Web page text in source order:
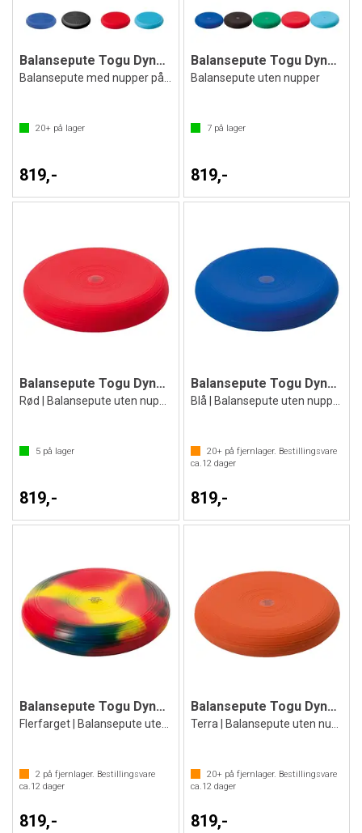
Balansepute Togu Dynair Senso 33 cm
20+ på lager
819,-
Balansepute Togu Dynair 33 cm
Balansepute uten nupper
7på lager
819,-
Balansepute Togu Dynair 33 cm
5 på lager
819,-
Balansepute Togu Dynair 33 cm
20+på fjernlager. Bestillingsvare
ca.12dager
819,-
Balansepute Togu Dynair 33 cm
2 på fjernlager. Bestillingsvare
ca.12 dager
819,-
Balansepute Togu Dynair 33 cm
20+på fjernlager. Bestillingsvare
ca.12dager
819,-